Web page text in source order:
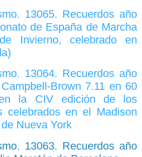
13065. Recuerdos año
de España de Marcha
Invierno, celebrado en
13064. Recuerdos año
Brown 7.11 en 60
la CIV edición de los
celebrados en el Madison
Nueva York
13063. Recuerdos año